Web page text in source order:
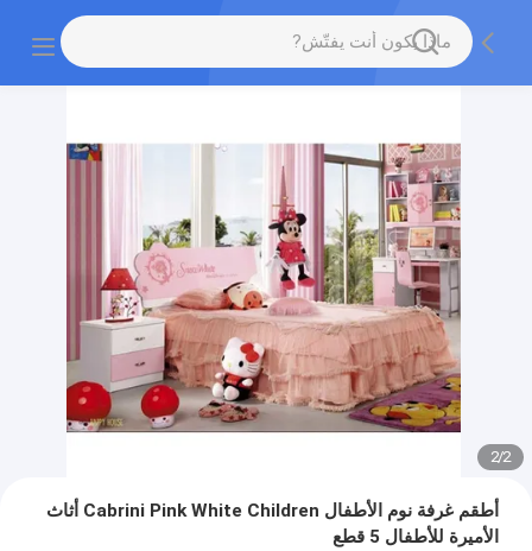
2
/
2
أطقم غرفة نوم الأطفال Cabrini Pink White Children أثاث
الأميرة للأطفال 5 قطع